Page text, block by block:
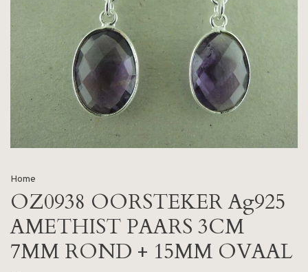
Home
OZ0938 OORSTEKER Ag925
AMETHIST PAARS 3CM
7MM ROND + 15MM OVAAL